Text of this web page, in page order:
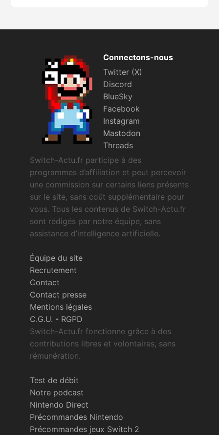
Connectons-nous
Twitter (X)
Discord
BlueSky
Facebook
Instagram
Mastodon
Threads
Switch-Actu.fr participe à des
programmes d’affiliation et peut percevoir
une commission sur certains liens présents
sur le site, sans coût supplémentaire pour
vous. Tous les contenus de Switch-Actu.fr
sont rédigés par notre équipe, sans
assistance d’intelligence artificielle.
Équipe du site
Recrutement
Contact
Contact presse
Mentions légales
C.G.U. - RGPD
Switch-Actu.fr fonctionne grâce à des
contributions libres et volontaires, sans
rémunération.
Test de débit
Notre podcast
Nintendo Direct
Précommandes Nintendo
Précommandes jeux Switch 2